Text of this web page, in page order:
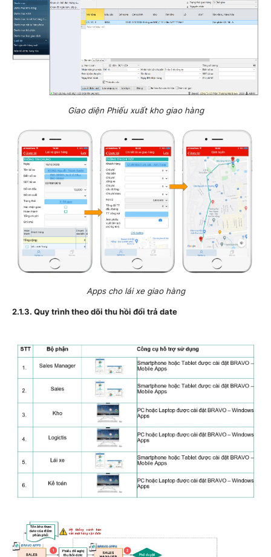
Giao diện Phiếu xuất kho giao hàng
Apps cho lái xe giao hàng
2.1.3. Quy trình theo dõi thu hồi đổi trả date